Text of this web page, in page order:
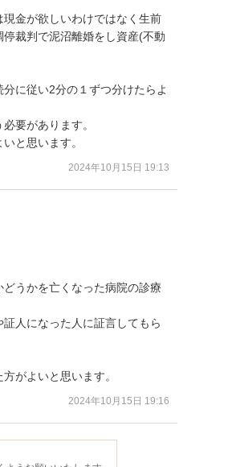
金が欲しいわけではなく生前
裁判で泥沼離婚をし資産(不動
に従い2分の１ずつ分けたらよ
要があります。
と思います。
2024年10月15日 19:13
うかを亡くなった病院の診療
人になった人に証言してもら
がよいと思います。
2024年10月15日 19:16